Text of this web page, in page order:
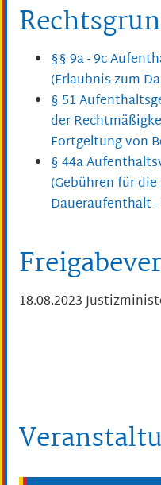
§§ 9a - 9c
(Erlaubnis zum
§ 51
der
Fortgeltung von
§ 44a
(Gebühren für
Daueraufenthalt -
18.08.2023